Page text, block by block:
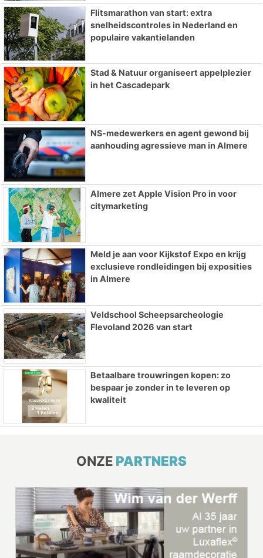
Flitsmarathon van start: extra
snelheidscontroles in Nederland en
populaire vakantielanden
Stad & Natuur organiseert appelplezier
in het Cascadepark
NS-medewerkers en agent gewond bij
aanhouding agressieve man in Almere
Almere zet Apple Vision Pro in voor
citymarketing
Meld je aan voor Kijkstof Expo en krijg
exclusieve rondleidingen bij exposities
in Almere
Veldschool Scheepsarcheologie
Flevoland 2026 van start
Betaalbare trouwringen kopen: zo
bespaar je zonder in te leveren op
kwaliteit
ONZE PARTNERS